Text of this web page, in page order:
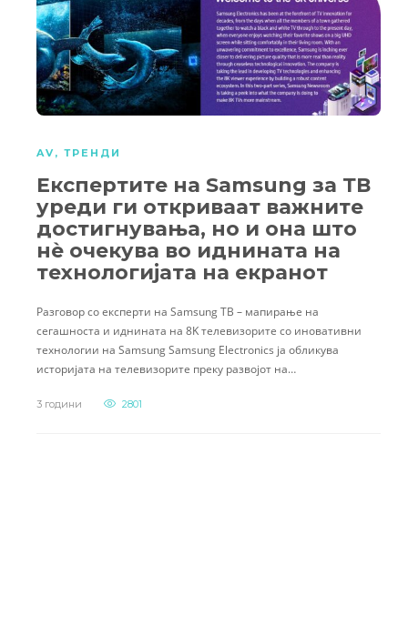
AV , ТРЕНДИ
Експертите на Samsung за ТВ
уреди ги откриваат важните
достигнувања, но и она што
нè очекува во иднината на
технологијата на екранот
Разговор со експерти на Samsung ТВ – мапирање на
сегашноста и иднината на 8K телевизорите со иновативни
технологии на Samsung Samsung Electronics ја обликува
историјата на телевизорите преку развојот на…
3 години 2801